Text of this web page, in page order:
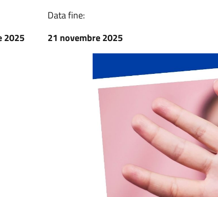
2025
Data fine:
21 novembre 2025